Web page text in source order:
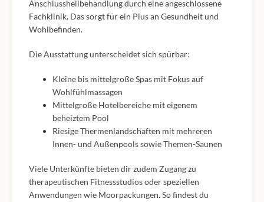
Anschlussheilbehandlung durch eine angeschlossene
Fachklinik. Das sorgt für ein Plus an Gesundheit und
Wohlbefinden.
Die Ausstattung unterscheidet sich spürbar:
Kleine bis mittelgroße Spas mit Fokus auf
Wohlfühlmassagen
Mittelgroße Hotelbereiche mit eigenem
beheiztem Pool
Riesige Thermenlandschaften mit mehreren
Innen- und Außenpools sowie Themen-Saunen
Viele Unterkünfte bieten dir zudem Zugang zu
therapeutischen Fitnessstudios oder speziellen
Anwendungen wie Moorpackungen. So findest du